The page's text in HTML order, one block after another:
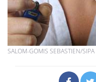
SALOM-GOMIS SEBASTIEN/SIPA